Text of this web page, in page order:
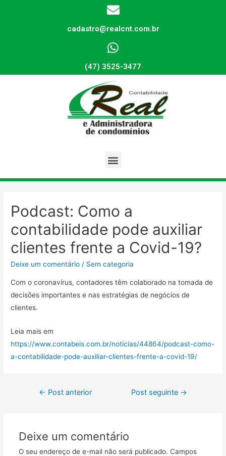
cadastro@realcnt.com.br
(47) 3525-3477
Podcast: Como a
contabilidade pode auxiliar
clientes frente a Covid-19?
Deixe um comentário / Sem categoria
Com o coronavírus, contadores têm colaborado na tomada de
decisões importantes e nas estratégias de negócios de
clientes.
Leia mais em
https://www.contabeis.com.br/noticias/44864/podcast-como-
a-contabilidade-pode-auxiliar-clientes-frente-a-covid-19/
← Post anterior Post seguinte →
Deixe um comentário
O seu endereço de e-mail não será publicado. Campos